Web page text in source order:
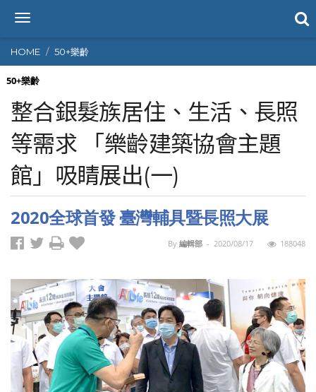
T
g
g
l
n
a
v
i
g
a
t
i
o
HOME 50+樂齡
50+樂齡
整合銀髮族居住、生活、長照
等需求 「樂齡建築協會主題
館」吸睛展出(一)
2020全球首發 臺灣輔具暨長照大展
By 編輯部 - 2020/08/17 188048